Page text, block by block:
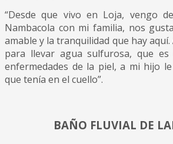
“Desde que vivo en Loja, vengo
Nambacola con mi familia, nos
amable y la tranquilidad que hay
para llevar agua sulfurosa, que es
enfermedades de la piel, a mi hijo
que tenía en el cuello”.
BAÑO FLUVIAL DE